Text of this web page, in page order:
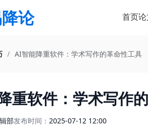
论 首页
/ AI智能降重软件：学术写作的革命性工具
重软件：学术写作
部发布时间： 2025-07-12 12:00